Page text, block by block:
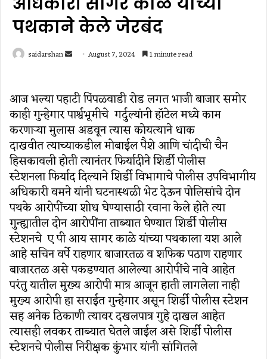
पथकाने केले जेरबंद
saidarshan
Send August 7, 2024 1 minute read
आज भल्या पहाटी पिंपळवाडी रोड लगत भाजी बाजार समोर
काही गुन्हेगार पार्श्वभूमीचे गर्दुल्यांनी हॉटेल मध्ये काम
करणाऱ्या मुलास अडवून त्यास कोयत्याने धाक
दाखवीत त्याच्याकडील मोबाईल पैशे आणि चांदीची चैन
हिसकावली होती त्यानंतर फिर्यादीने शिर्डी पोलीस
स्टेशनला फिर्याद दिल्याने शिर्डी विभागाचे पोलीस उपविभागीय
अधिकारी वमने यांनी घटनास्थळी भेट देऊन पोलिसांचे दोन
पथके आरोपींच्या शोध घेण्यासाठी रवाना केले होते त्या
गुन्ह्यातील दोन आरोपींना ताब्यात घेण्यात शिर्डी पोलीस
स्टेशनचे ए पी आय सागर काळे यांच्या पथकाला यश आले
आहे सचिन वर्पे राहणार बाजारतळ व शफिक पठाण राहणार
बाजारतळ असे पकडण्यात आलेल्या आरोपींचे नावे आहेत
परंतु यातील मुख्य आरोपी मात्र आजून हाती लागलेला नाही
मुख्य आरोपी हा सराईत गुन्हेगार असून शिर्डी पोलीस स्टेशन
सह अनेक ठिकाणी त्यावर दखलपात्र गुहे दाखल आहेत
त्यासही लवकर ताब्यात घेतले जाईल असे शिर्डी पोलीस
स्टेशनचे पोलीस निरीक्षक कुंभार यांनी सांगितले